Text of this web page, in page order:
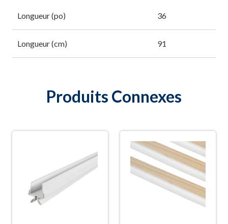
Longueur (po) 36
Longueur (cm) 91
Produits Connexes